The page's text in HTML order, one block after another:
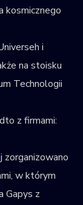
kosmicznego
i
na stoisku
Technologii
z firmami:
zorganizowano
w którym
Gapys z